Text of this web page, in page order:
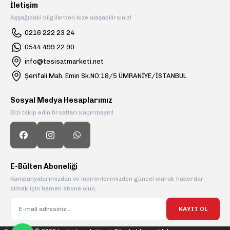
İletişim
Aşşağıdaki bilgilerden bize ulaşabilirsiniz!
0216 222 23 24
0544 499 22 90
info@tesisatmarketi.net
Şerifali Mah. Emin Sk.NO:18/5 ÜMRANİYE/İSTANBUL
Sosyal Medya Hesaplarımız
Bizi takip edin fırsatları kaçırmayın!
E-Bülten Aboneliği
Kampanyalarımızdan ve indirimlerimizden güncel olarak haberdar
olmak için hemen abone olun.
KAYIT OL